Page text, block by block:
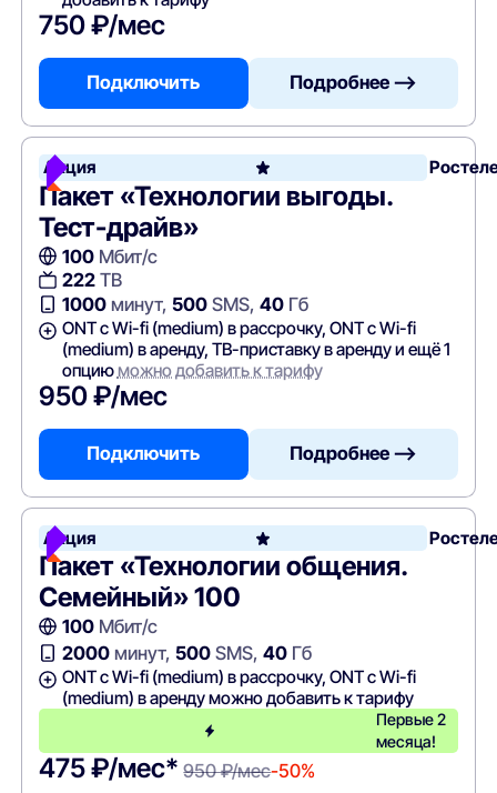
750 ₽/мес
Подключить Подробнее —>
Акция
Пакет «Технологии выгоды.
Тест-драйв»
100Мбит/с
222ТВ
1000минут, 500SMS, 40Гб
ONT c Wi-fi (medium) в рассрочку, ONT c Wi-fi
(medium) в аренду, ТВ-приставку в аренду и ещё 1
опциюможно добавить к тарифу
950 ₽/мес
Подключить Подробнее —>
Акция
Пакет «Технологии общения.
Семейный» 100
100Мбит/с
2000минут, 500SMS, 40Гб
ONT c Wi-fi (medium) в рассрочку, ONT c Wi-fi
(medium) в аренду можно добавить к тарифу
Первые 2
месяца!
475 ₽/мес* 950 ₽/мес-50%